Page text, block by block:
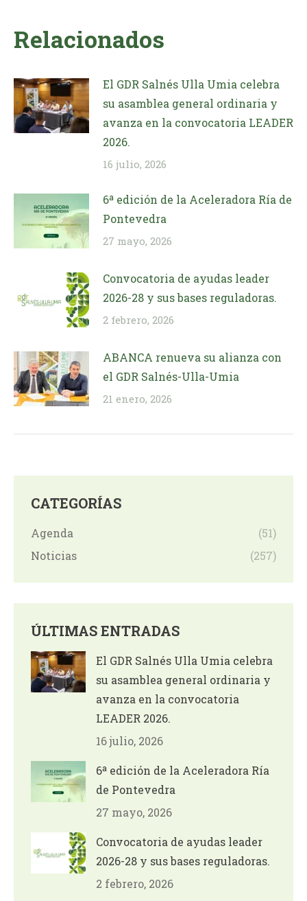
Relacionados
El GDR Salnés Ulla Umia celebra
su asamblea general ordinaria y
avanza en la convocatoria LEADER
2026.
16 julio, 2026
6ª edición de la Aceleradora Ría de
Pontevedra
27 mayo, 2026
Convocatoria de ayudas leader
2026-28 y sus bases reguladoras.
2 febrero, 2026
ABANCA renueva su alianza con
el GDR Salnés-Ulla-Umia
21 enero, 2026
CATEGORÍAS
Agenda
(51)
Noticias
(257)
ÚLTIMAS ENTRADAS
El GDR Salnés Ulla Umia celebra
su asamblea general ordinaria y
avanza en la convocatoria
LEADER 2026.
16 julio, 2026
6ª edición de la Aceleradora Ría
de Pontevedra
27 mayo, 2026
Convocatoria de ayudas leader
2026-28 y sus bases reguladoras.
2 febrero, 2026